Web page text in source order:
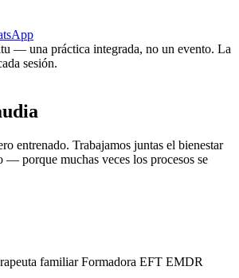
— una práctica integrada, no un evento. La
sesión.
entrenado. Trabajamos juntas el bienestar
— porque muchas veces los procesos se
familiar Formadora EFT EMDR